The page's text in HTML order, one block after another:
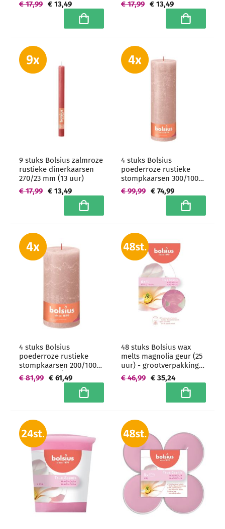
€ 13,49
€ 17,99
In winkelwagen
€ 13,49
€ 17,99
In
9 stuks Bolsius zalmroze
rustieke dinerkaarsen
270/23 mm (13 uur)
€ 13,49
€ 17,99
In winkelwagen
4 stuks Bolsius
poederroze rustieke
stompkaarsen 300/100
mm (200 uur) -
grootverpakking
€ 74,99
€ 99,99
In
4 stuks Bolsius
poederroze rustieke
stompkaarsen 200/100
mm (125 uur) -
grootverpakking
€ 61,49
€ 81,99
In winkelwagen
48 stuks Bolsius wax
melts magnolia geur (25
uur) - grootverpakking
geurchips€ 35,24
€ 46,99
In